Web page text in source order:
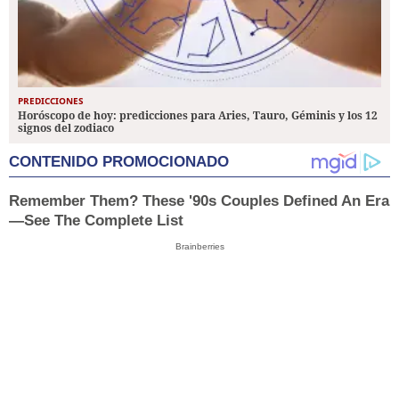
PREDICCIONES
Horóscopo de hoy: predicciones para Aries, Tauro, Géminis y los 12
signos del zodiaco
CONTENIDO PROMOCIONADO
Remember Them? These '90s Couples Defined An Era
—See The Complete List
Brainberries